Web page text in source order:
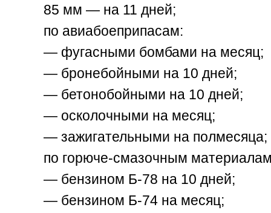
85 мм — на 11 дней;
по авиабоеприпасам:
— фугасными бомбами на месяц;
— бронебойными на 10 дней;
— бетонобойными на 10 дней;
— осколочными на месяц;
— зажигательными на полмесяца;
по горюче-смазочным
— бензином Б-78 на 10 дней;
— бензином Б-74 на месяц;